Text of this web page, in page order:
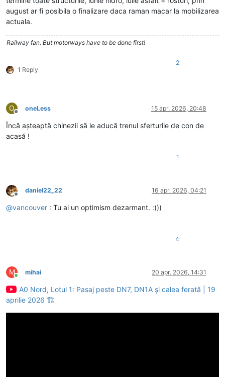
august ar fi posibila o finalizare daca raman macar la mobilizarea
actuala.
Railway fan. But motorways have to be done first!
1 Reply
2
O
Deconectat
oneLess 15 apr. 2026, 20:48
Încă așteaptă chinezii să le aducă trenul sferturile de con de
acasă !
1
Deconectat
daniel22_22 16 apr. 2026, 04:21
@vancouver : Tu ai un optimism dezarmant. :)))
4
M
Conectat
mihai 20 apr. 2026, 14:31
A0 Nord, Lotul 1: Pasaj peste DN7, DN1A și calea ferată | 19
aprilie 2026 🏗️